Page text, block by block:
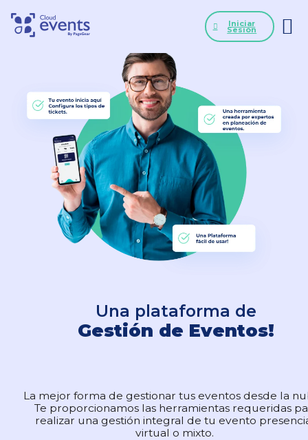
Iniciar
Sesión
Una plataforma de
Gestión de Eventos!
La mejor forma de gestionar tus eventos desde la
Te proporcionamos las herramientas requeridas
realizar una gestión integral de tu evento
virtual o mixto.
Una plataforma de
Gestión de Eventos!
La mejor forma de gestionar tus eventos desde la
Te proporcionamos las herramientas requeridas
realizar una gestión integral de tu evento
virtual o mixto.